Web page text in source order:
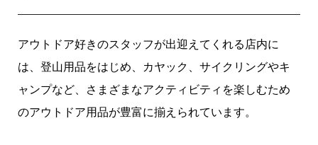
アウトドア好きのスタッフが出迎えてくれる店内に
は、登山用品をはじめ、カヤック、サイクリングやキ
ャンプなど、さまざまなアクティビティを楽しむため
のアウトドア用品が豊富に揃えられています。